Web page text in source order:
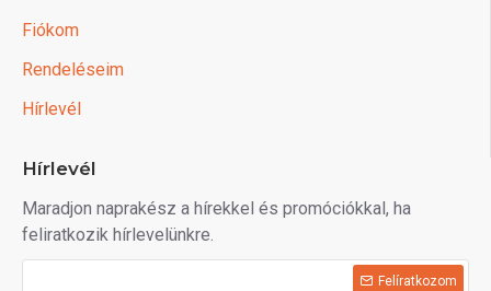
Fiókom
Rendeléseim
Hírlevél
Hírlevél
Maradjon naprakész a hírekkel és promóciókkal, ha
feliratkozik hírlevelünkre.
Felíratkozom